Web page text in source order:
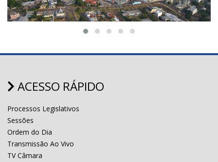
ACESSO RÁPIDO
Processos Legislativos
Sessões
Ordem do Dia
Transmissão Ao Vivo
TV Câmara